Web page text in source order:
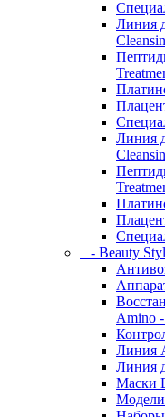
Линия
Линия
- Beauty
Amino
Линия
Линия
Маски